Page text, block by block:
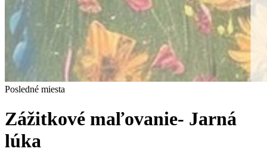
Posledné miesta
Zážitkové maľovanie- Jarná
lúka